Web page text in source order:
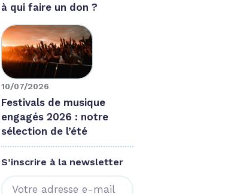
à qui faire un don ?
10/07/2026
Festivals de musique
engagés 2026 : notre
sélection de l’été
S’inscrire à la newsletter